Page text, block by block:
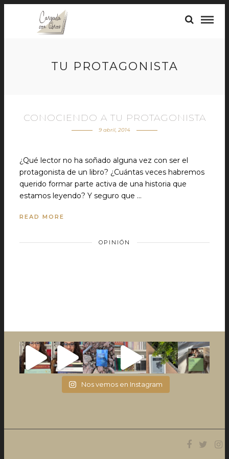
TU PROTAGONISTA
CONOCIENDO A TU PROTAGONISTA
9 abril, 2014
¿Qué lector no ha soñado alguna vez con ser el
protagonista de un libro? ¿Cuántas veces habremos
querido formar parte activa de una historia que
estamos leyendo? Y seguro que …
READ MORE
OPINIÓN
Nos vemos en Instagram